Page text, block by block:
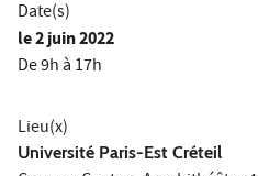
Date(s)
le2 juin 2022
De 9h à 17h
Lieu(x)
Université Paris-Est Créteil